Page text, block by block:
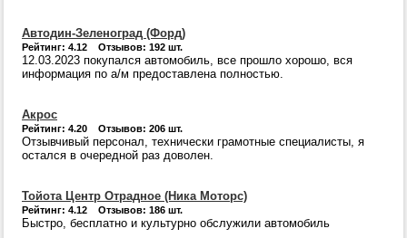
Автодин-Зеленоград (Форд)
Рейтинг: 4.12 Отзывов: 192 шт.
12.03.2023 покупался автомобиль, все прошло хорошо, вся
информация по а/м предоставлена полностью.
Акрос
Рейтинг: 4.20 Отзывов: 206 шт.
Отзывчивый персонал, технически грамотные специалисты, я
остался в очередной раз доволен.
Тойота Центр Отрадное (Ника Моторс)
Рейтинг: 4.12 Отзывов: 186 шт.
Быстро, бесплатно и культурно обслужили автомобиль